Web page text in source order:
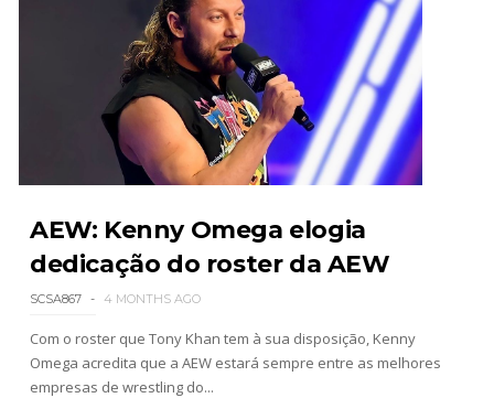
TNA iMPACT Wrestling 23 July 2026
Jul 24 2026
WWE Friday Night Smackdown 07Aug2026
TNA iMPACT Wrestling 06 aug 2026
AEW: Kenny Omega elogia
dedicação do roster da AEW
SCSA867 4 MONTHS AGO
Com o roster que Tony Khan tem à sua disposição, Kenny
Omega acredita que a AEW estará sempre entre as melhores
empresas de wrestling do...